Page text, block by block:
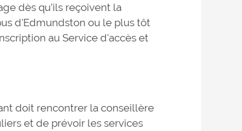
dès qu’ils reçoivent la
d'Edmundston ou le plus tôt
au Service d'accès et
doit rencontrer la conseillère
et de prévoir les services